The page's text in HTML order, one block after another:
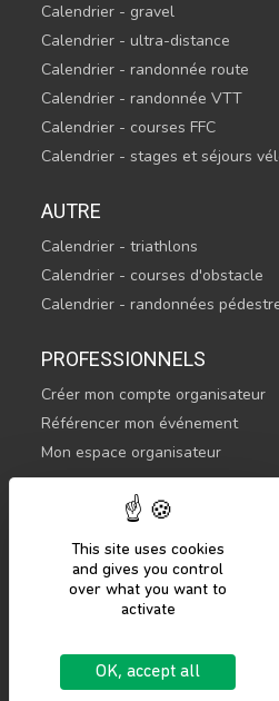
This site uses cookies
and gives you control
over what you want to
activate
OK, accept all
Calendrier - gravel
Calendrier - ultra-distance
Calendrier - randonnée route
Calendrier - randonnée VTT
Calendrier - courses FFC
Calendrier - stages et séjours
AUTRE
Calendrier - triathlons
Calendrier - courses d'obstacle
Calendrier - randonnées
PROFESSIONNELS
Créer mon compte organisateur
Référencer mon événement
Mon espace organisateur
CONTACTEZ-NOUS
COMMENCER
Se connecter
Mentions légales